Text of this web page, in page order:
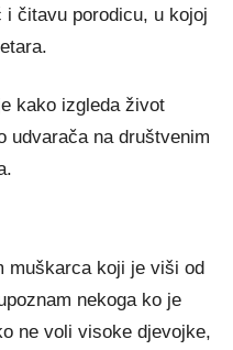
i čitavu porodicu, u kojoj
kako izgleda život
udvarača na društvenim
muškarca koji je viši od
nekoga ko je
ne voli visoke djevojke,